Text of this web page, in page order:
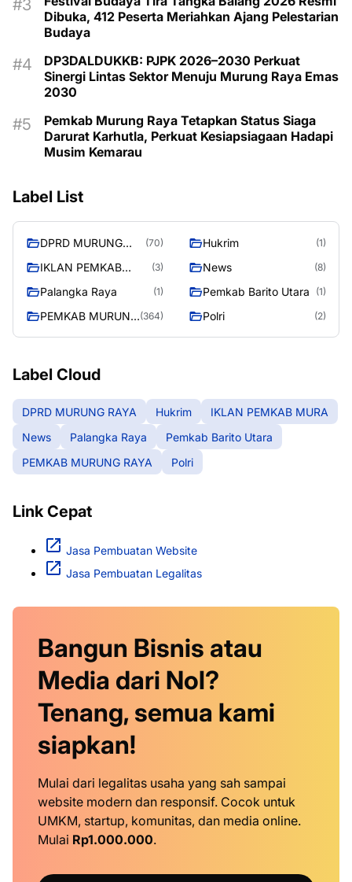
Dibuka, 412 Peserta Meriahkan Ajang Pelestarian
Budaya
DP3DALDUKKB: PJPK 2026–2030 Perkuat
Sinergi Lintas Sektor Menuju Murung Raya Emas
2030
Pemkab Murung Raya Tetapkan Status Siaga
Darurat Karhutla, Perkuat Kesiapsiagaan Hadapi
Musim Kemarau
Label List
DPRD MURUNG
RAYA
(70) Hukrim (1)
IKLAN PEMKAB
MURA
(3) News (8)
Palangka Raya (1) Pemkab Barito Utara (1)
PEMKAB MURUNG (364) Polri (2)
Label Cloud
DPRD MURUNG RAYA Hukrim
IKLAN PEMKAB MURA
News
Palangka Raya
Pemkab Barito Utara
PEMKAB MURUNG RAYA
Polri
Link Cepat
Jasa Pembuatan Website
Jasa Pembuatan Legalitas
Bangun Bisnis atau
Media dari Nol?
Tenang, semua kami
siapkan!
Mulai dari legalitas usaha yang sah sampai
website modern dan responsif. Cocok untuk
UMKM, startup, komunitas, dan media online.
Mulai Rp1.000.000.